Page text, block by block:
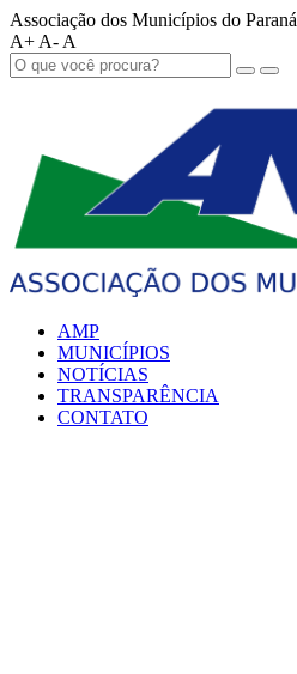
Associação dos Municípios do Paraná
A+ A- A
AMP
MUNICÍPIOS
NOTÍCIAS
TRANSPARÊNCIA
CONTATO